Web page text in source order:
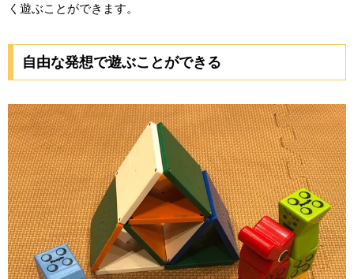
く遊ぶことができます。
自由な発想で遊ぶことができる